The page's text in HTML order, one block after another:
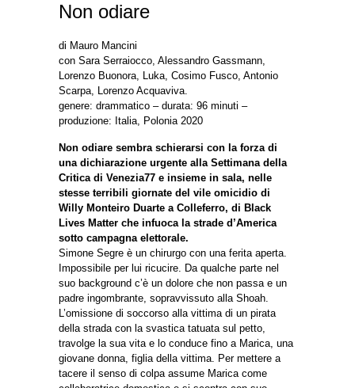
Non odiare
di Mauro Mancini
con Sara Serraiocco, Alessandro Gassmann,
Lorenzo Buonora, Luka, Cosimo Fusco, Antonio
Scarpa, Lorenzo Acquaviva.
genere: drammatico – durata: 96 minuti –
produzione: Italia, Polonia 2020
Non odiare sembra schierarsi con la forza di
una dichiarazione urgente alla Settimana della
Critica di Venezia77 e insieme in sala, nelle
stesse terribili giornate del vile omicidio di
Willy Monteiro Duarte a Colleferro, di Black
Lives Matter che infuoca la strade d’America
sotto campagna elettorale.
Simone Segre è un chirurgo con una ferita aperta.
Impossibile per lui ricucire. Da qualche parte nel
suo background c’è un dolore che non passa e un
padre ingombrante, sopravvissuto alla Shoah.
L’omissione di soccorso alla vittima di un pirata
della strada con la svastica tatuata sul petto,
travolge la sua vita e lo conduce fino a Marica, una
giovane donna, figlia della vittima. Per mettere a
tacere il senso di colpa assume Marica come